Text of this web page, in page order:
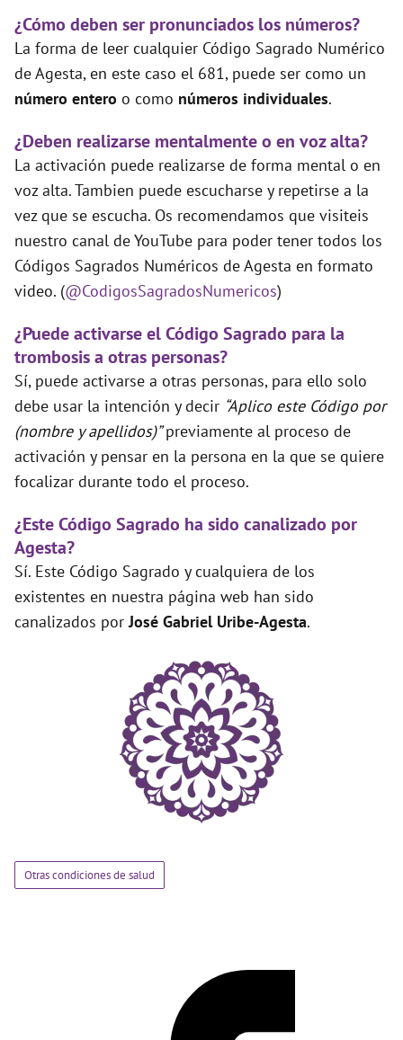
¿Cómo deben ser pronunciados los números?
La forma de leer cualquier Código Sagrado Numérico
de Agesta, en este caso el 681, puede ser como un
número entero o como números individuales.
¿Deben realizarse mentalmente o en voz alta?
La activación puede realizarse de forma mental o en
voz alta. Tambien puede escucharse y repetirse a la
vez que se escucha. Os recomendamos que visiteis
nuestro canal de YouTube para poder tener todos los
Códigos Sagrados Numéricos de Agesta en formato
video. (@CodigosSagradosNumericos)
¿Puede activarse el Código Sagrado para la
trombosis a otras personas?
Sí, puede activarse a otras personas, para ello solo
debe usar la intención y decir “Aplico este Código por
(nombre y apellidos)”previamente al proceso de
activación y pensar en la persona en la que se quiere
focalizar durante todo el proceso.
¿Este Código Sagrado ha sido canalizado por
Agesta?
Sí. Este Código Sagrado y cualquiera de los
existentes en nuestra página web han sido
canalizados porJosé Gabriel Uribe-Agesta.
Otras condiciones de salud